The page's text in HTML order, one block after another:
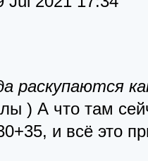
раскупаются
) А что там
и всё это